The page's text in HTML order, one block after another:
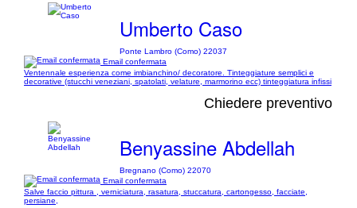
Umberto Caso
Ponte Lambro (Como) 22037
Email confermata
Ventennale esperienza come imbianchino/ decoratore. Tinteggiature semplici e
decorative (stucchi veneziani, spatolati, velature, marmorino ecc) tinteggiatura infissi
Chiedere preventivo
Benyassine Abdellah
Bregnano (Como) 22070
Email confermata
Salve faccio pittura , verniciatura, rasatura, stuccatura, cartongesso, facciate,
persiane,